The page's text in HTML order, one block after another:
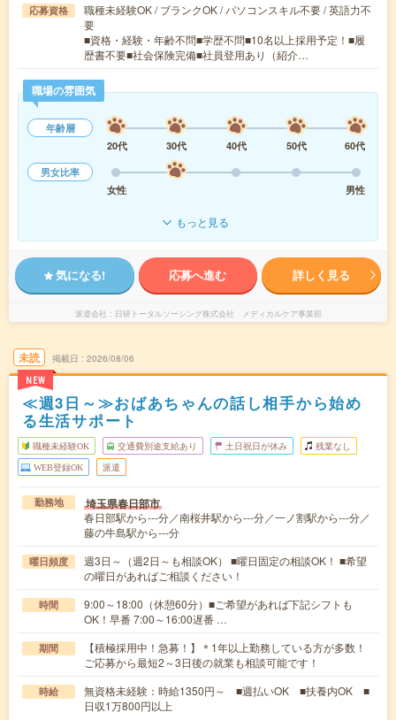
応募資格
職種未経験OK / ブランクOK / パソコンスキル不要 / 英語力不
要
■資格・経験・年齢不問■学歴不問■10名以上採用予定！■履
歴書不要■社会保険完備■社員登用あり（紹介…
職場の雰囲気
年齢層
20代
30代 40代 50代
60代
男女比率
女性
男性
もっと見る
気になる! 応募へ進む 詳しく見る
派遣会社 日研トータルソーシング株式会社 メディカルケア事業部
未読
NEW
掲載日 2026/08/06
≪週3日～≫おばあちゃんの話し相手から始め
る生活サポート
職種未経験OK 交通費別途支給あり 土日祝日が休み 残業なし
WEB登録OK 派遣
勤務地 埼玉県春日部市
春日部駅から---分／南桜井駅から---分／一ノ割駅から---分／
藤の牛島駅から---分
曜日頻度
週3日～（週2日～も相談OK） ■曜日固定の相談OK！ ■希望
の曜日があればご相談ください！
時間
9:00～18:00（休憩60分）■ご希望があれば下記シフトも
OK！早番 7:00～16:00遅番 …
期間
【積極採用中！急募！】＊1年以上勤務している方が多数！
ご応募から最短2～3日後の就業も相談可能です！
時給
無資格未経験：時給1350円～ ■週払いOK ■扶養内OK ■
日収1万800円以上